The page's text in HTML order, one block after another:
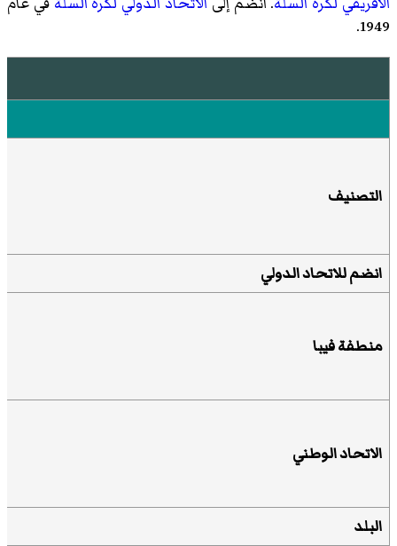
1949.
التصنيف
انضم للاتحاد الدولي
منطفة فيبا
الاتحاد الوطني
البلد